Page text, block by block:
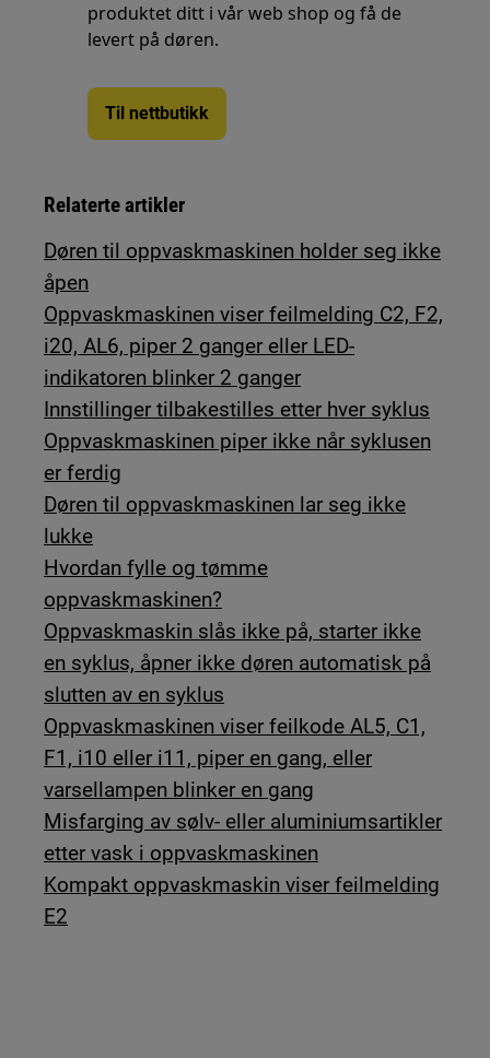
produktet ditt i vår web shop og få de
levert på døren.
Til nettbutikk
Relaterte artikler
Døren til oppvaskmaskinen holder seg ikke
åpen
Oppvaskmaskinen viser feilmelding C2, F2,
i20, AL6, piper 2 ganger eller LED-
indikatoren blinker 2 ganger
Innstillinger tilbakestilles etter hver syklus
Oppvaskmaskinen piper ikke når syklusen
er ferdig
Døren til oppvaskmaskinen lar seg ikke
lukke
Hvordan fylle og tømme
oppvaskmaskinen?
Oppvaskmaskin slås ikke på, starter ikke
en syklus, åpner ikke døren automatisk på
slutten av en syklus
Oppvaskmaskinen viser feilkode AL5, C1,
F1, i10 eller i11, piper en gang, eller
varsellampen blinker en gang
Misfarging av sølv- eller aluminiumsartikler
etter vask i oppvaskmaskinen
Kompakt oppvaskmaskin viser feilmelding
E2